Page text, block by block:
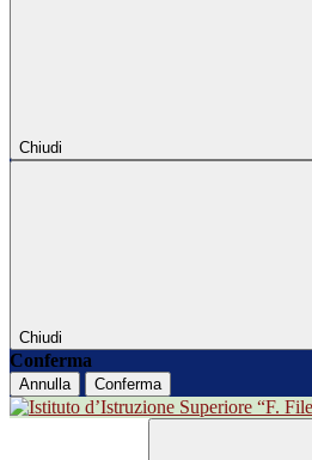
Chiudi
Chiudi
Conferma
Annulla Conferma